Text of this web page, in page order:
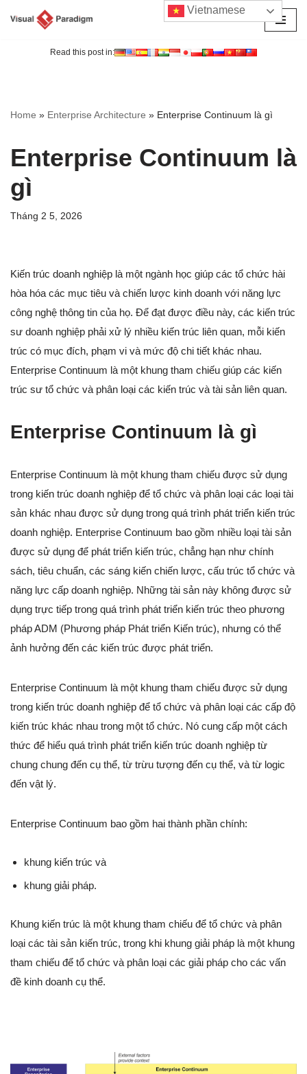
Read this post in:
Home » Enterprise Architecture » Enterprise Continuum là gì
Enterprise Continuum là
gì
Tháng 2 5, 2026
Kiến trúc doanh nghiệp là một ngành học giúp các tổ chức hài
hòa hóa các mục tiêu và chiến lược kinh doanh với năng lực
công nghệ thông tin của họ. Để đạt được điều này, các kiến trúc
sư doanh nghiệp phải xử lý nhiều kiến trúc liên quan, mỗi kiến
trúc có mục đích, phạm vi và mức độ chi tiết khác nhau.
Enterprise Continuum là một khung tham chiếu giúp các kiến
trúc sư tổ chức và phân loại các kiến trúc và tài sản liên quan.
Enterprise Continuum là gì
Enterprise Continuum là một khung tham chiếu được sử dụng
trong kiến trúc doanh nghiệp để tổ chức và phân loại các loại tài
sản khác nhau được sử dụng trong quá trình phát triển kiến trúc
doanh nghiệp. Enterprise Continuum bao gồm nhiều loại tài sản
được sử dụng để phát triển kiến trúc, chẳng hạn như chính
sách, tiêu chuẩn, các sáng kiến chiến lược, cấu trúc tổ chức và
năng lực cấp doanh nghiệp. Những tài sản này không được sử
dụng trực tiếp trong quá trình phát triển kiến trúc theo phương
pháp ADM (Phương pháp Phát triển Kiến trúc), nhưng có thể
ảnh hưởng đến các kiến trúc được phát triển.
Enterprise Continuum là một khung tham chiếu được sử dụng
trong kiến trúc doanh nghiệp để tổ chức và phân loại các cấp độ
kiến trúc khác nhau trong một tổ chức. Nó cung cấp một cách
thức để hiểu quá trình phát triển kiến trúc doanh nghiệp từ
chung chung đến cụ thể, từ trừu tượng đến cụ thể, và từ logic
đến vật lý.
Enterprise Continuum bao gồm hai thành phần chính:
khung kiến trúc và
khung giải pháp.
Khung kiến trúc là một khung tham chiếu để tổ chức và phân
loại các tài sản kiến trúc, trong khi khung giải pháp là một khung
tham chiếu để tổ chức và phân loại các giải pháp cho các vấn
đề kinh doanh cụ thể.
Vietnamese